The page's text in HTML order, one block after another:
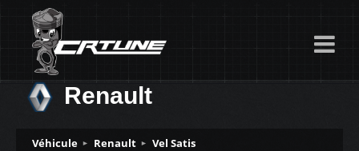
Renault
Véhicule Renault Vel Satis